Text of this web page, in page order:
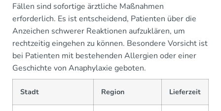
Fällen sind sofortige ärztliche Maßnahmen
erforderlich. Es ist entscheidend, Patienten über die
Anzeichen schwerer Reaktionen aufzuklären, um
rechtzeitig eingehen zu können. Besondere Vorsicht ist
bei Patienten mit bestehenden Allergien oder einer
Geschichte von Anaphylaxie geboten.
Stadt Region Lieferzeit